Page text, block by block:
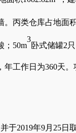
。丙类仓库占地面
；50m
3
卧式储罐2
工作日为360天
2019年9月25日